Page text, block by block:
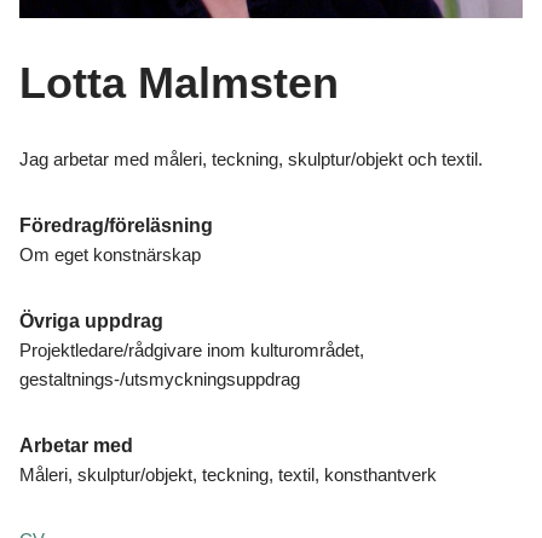
Lotta Malmsten
Jag arbetar med måleri, teckning, skulptur/objekt och textil.
Föredrag/föreläsning
Om eget konstnärskap
Övriga uppdrag
Projektledare/rådgivare inom kulturområdet,
gestaltnings-/utsmyckningsuppdrag
Arbetar med
Måleri, skulptur/objekt, teckning, textil, konsthantverk